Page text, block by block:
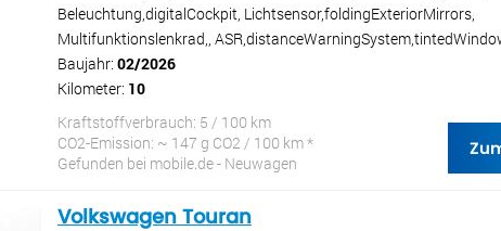
Beleuchtung,digitalCockpit, Lichtsensor,foldingExteriorMirrors,
Multifunktionslenkrad,,
Baujahr: 02/2026
Kilometer: 10
Kraftstoffverbrauch: 5 / 100 km
CO2-Emission: ~ 147 g CO2 / 100 km *
Gefunden bei mobile.de - Neuwagen
Volkswagen Touran